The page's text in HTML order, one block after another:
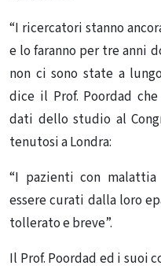
“I ricercatori stanno
e lo faranno per tre anni
non ci sono state a
dice il Prof. Poordad
dati dello studio al
tenutosi a Londra:
“I pazienti con malattia
essere curati dalla loro
tollerato e breve”.
Il Prof. Poordad ed i suoi